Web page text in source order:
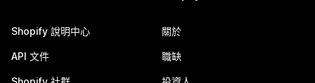
Shopify 說明中心
API 文件
關於
職缺